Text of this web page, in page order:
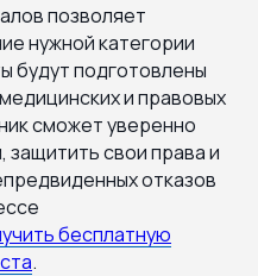
позволяет
нужной категории
будут подготовлены
и правовых
сможет уверенно
защитить свои права и
отказов
бесплатную
.